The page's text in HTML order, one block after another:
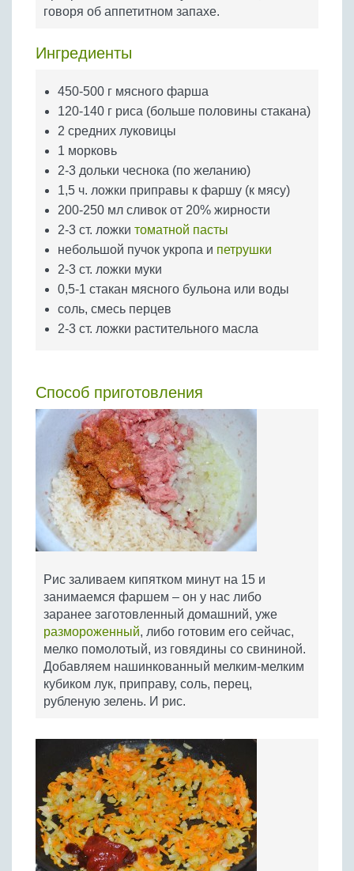
Бобовые
Крупы
говоря об аппетитном запахе.
Ингредиенты
450-500 г мясного фарша
120-140 г риса (больше половины стакана)
2 средних луковицы
1 морковь
2-3 дольки чеснока (по желанию)
1,5 ч. ложки приправы к фаршу (к мясу)
200-250 мл сливок от 20% жирности
2-3 ст. ложки томатной пасты
небольшой пучок укропа и петрушки
2-3 ст. ложки муки
0,5-1 стакан мясного бульона или воды
соль, смесь перцев
2-3 ст. ложки растительного масла
Способ приготовления
Рис заливаем кипятком минут на 15 и
занимаемся фаршем – он у нас либо
заранее заготовленный домашний, уже
размороженный, либо готовим его сейчас,
мелко помолотый, из говядины со свининой.
Добавляем нашинкованный мелким-мелким
кубиком лук, приправу, соль, перец,
рубленую зелень. И рис.